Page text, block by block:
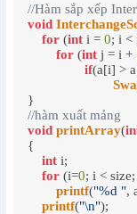
//Hàm sắp xếp
void
for (int i = 0; i <
for (int j = i +
if(a[i] >
//hàm xuất mảng
void printArray(
{
int i;
for (i=0; i <
printf("%d ",
printf("\n");